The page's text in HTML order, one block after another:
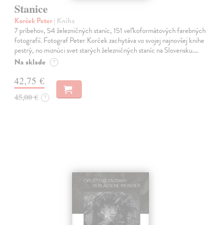
Stanice
Korček Peter| Kniha
7 príbehov, 54 železničných staníc, 151 veľkoformátových farebných
fotografií. Fotograf Peter Korček zachytáva vo svojej najnovšej knihe
pestrý, no miznúci svet starých železničných staníc na Slovensku.…
Na sklade ?
42,75 €
45,00 € ?